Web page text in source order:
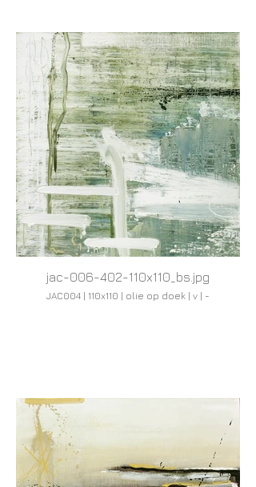
jac-006-402-110x110_bs.jpg
JAC004 | 110x110 | olie op doek | v | -